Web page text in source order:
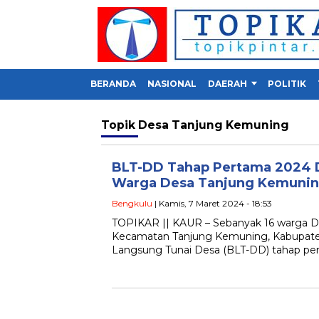
BERANDA NASIONAL DAERAH POLITIK
Topik Desa Tanjung Kemuning
BLT-DD Tahap Pertama 2024
Warga Desa Tanjung
Bengkulu | Kamis, 7 Maret 2024 - 18:53
TOPIKAR || KAUR – Sebanyak 16 warga
Kecamatan Tanjung Kemuning,
Langsung Tunai Desa (BLT-DD) tahap